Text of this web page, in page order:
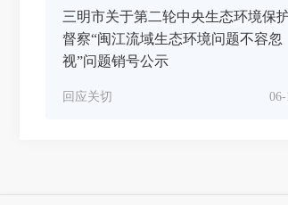
三明市关于第二轮中央生态环境保
督察“闽江流域生态环境问题不容忽
视”问题销号公示
回应关切